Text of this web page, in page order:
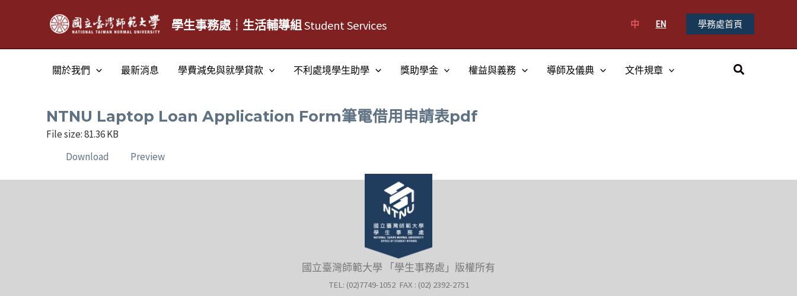
學生事務處┆生活輔導組Student Services 中 EN 學務處首頁
關於我們 最新消息 學費減免與就學貸款 不利處境學生助學 獎助學金 權益與義務 導師及儀典 文件規章
搜
NTNU Laptop Loan Application Form筆電借用申請表pdf
File size: 81.36 KB
Download
Preview
國立臺灣師範大學 「學生事務處」版權所有
TEL: (02)7749-1052 FAX : (02) 2392-2751